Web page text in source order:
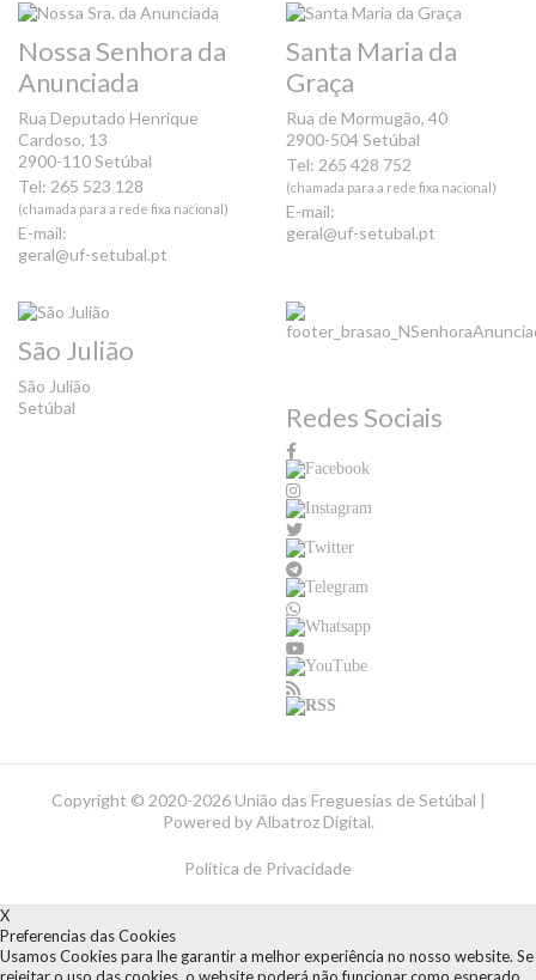
Nossa Senhora da
Anunciada
Rua Deputado Henrique
Cardoso, 13
2900-110 Setúbal
Tel: 265 523 128
(chamada para a rede fixa nacional)
E-mail:
geral@uf-setubal.pt
Santa Maria da
Graça
Rua de Mormugão, 40
2900-504 Setúbal
Tel: 265 428 752
(chamada para a rede fixa nacional)
E-mail:
geral@uf-setubal.pt
São Julião
São Julião
Setúbal
Redes Sociais
Copyright © 2020-2026 União das Freguesias de Setúbal |
Powered byAlbatroz Digital.
Política de Privacidade
X
Preferencias das Cookies
Usamos Cookies para lhe garantir a melhor experiência no nosso website. Se